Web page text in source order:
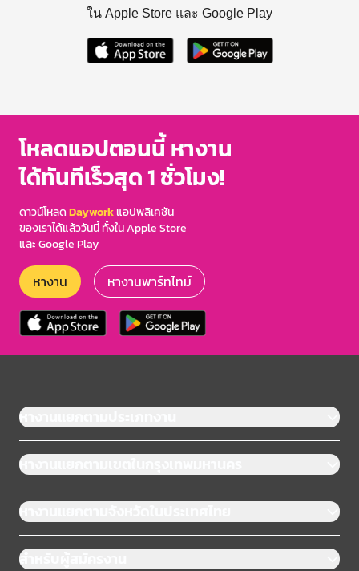
ใน Apple Store และ Google Play
โหลดแอปตอนนี้ หางาน
ได้ทันทีเร็วสุด 1 ชั่วโมง!
ดาวน์โหลดDayworkแอปพลิเคชัน
ของเราได้แล้ววันนี้ ทั้งใน Apple Store
และ Google Play
หางาน หางานพาร์ทไทม์
หางานแยกตามประเภทงาน
หางานแยกตามเขตในกรุงเทพมหานคร
หางานแยกตามจังหวัดในประเทศไทย
สำหรับผู้สมัครงาน